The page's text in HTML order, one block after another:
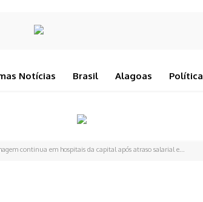
Notícias Brasil Alagoas Política
continua em hospitais da capital após atraso salarial e...